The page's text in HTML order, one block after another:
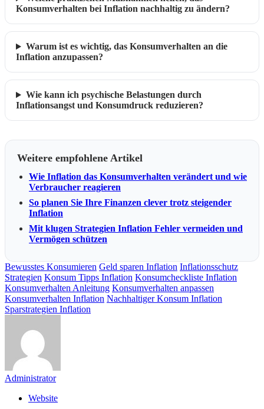
Konsumverhalten bei Inflation nachhaltig zu ändern?
Warum ist es wichtig, das Konsumverhalten an die
Inflation anzupassen?
Wie kann ich psychische Belastungen durch
Inflationsangst und Konsumdruck reduzieren?
Weitere empfohlene Artikel
Wie Inflation das Konsumverhalten verändert und wie
Verbraucher reagieren
So planen Sie Ihre Finanzen clever trotz steigender
Inflation
Mit klugen Strategien Inflation Fehler vermeiden und
Vermögen schützen
Bewusstes Konsumieren Geld sparen Inflation Inflationsschutz
Strategien Konsum Tipps Inflation Konsumcheckliste Inflation
Konsumverhalten Anleitung Konsumverhalten anpassen
Konsumverhalten Inflation Nachhaltiger Konsum Inflation
Sparstrategien Inflation
Administrator
Website